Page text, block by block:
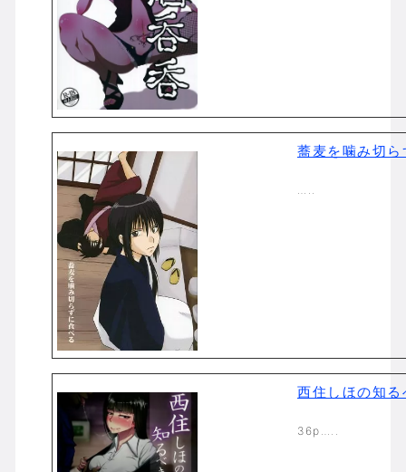
蕎麦を噛み切
…..
西住しほの知
36p…..